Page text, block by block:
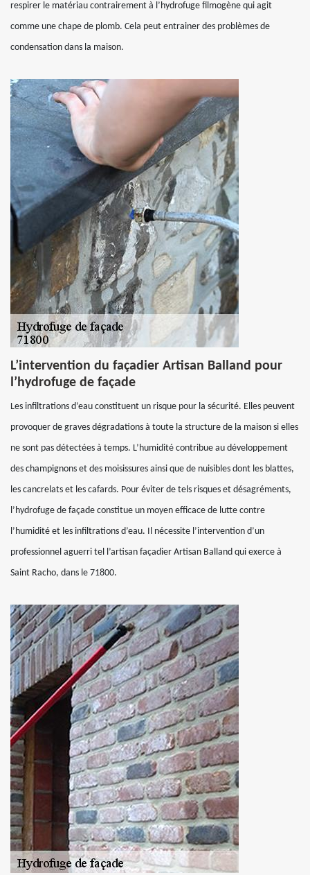
respirer le matériau contrairement à l’hydrofuge filmogène qui agit
comme une chape de plomb. Cela peut entrainer des problèmes de
condensation dans la maison.
L’intervention du façadier Artisan Balland pour
l’hydrofuge de façade
Les infiltrations d’eau constituent un risque pour la sécurité. Elles peuvent
provoquer de graves dégradations à toute la structure de la maison si elles
ne sont pas détectées à temps. L’humidité contribue au développement
des champignons et des moisissures ainsi que de nuisibles dont les blattes,
les cancrelats et les cafards. Pour éviter de tels risques et désagréments,
l’hydrofuge de façade constitue un moyen efficace de lutte contre
l’humidité et les infiltrations d’eau. Il nécessite l’intervention d’un
professionnel aguerri tel l’artisan façadier Artisan Balland qui exerce à
Saint Racho, dans le 71800.